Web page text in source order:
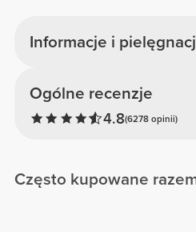
Informacje i
Ogólne recenzje
4.8(6278 opinii)
Często kupowane